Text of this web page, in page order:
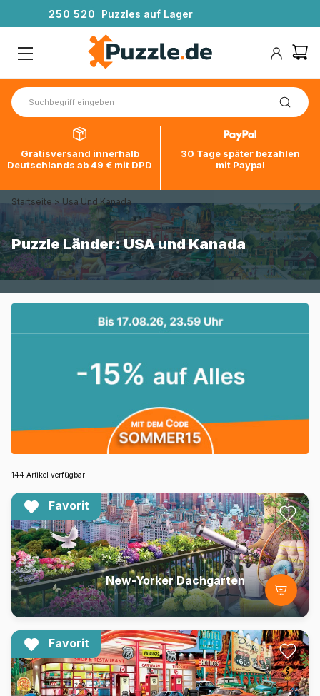
250 520 Puzzles auf Lager
Gratisversand innerhalb
Deutschlands ab 49 € mit DPD
30 Tage später bezahlen
mit Paypal
Startseite > Usa Und Kanada
Puzzle Länder: USA und Kanada
144 Artikel verfügbar
Favorit
New-Yorker Dachgarten
Favorit